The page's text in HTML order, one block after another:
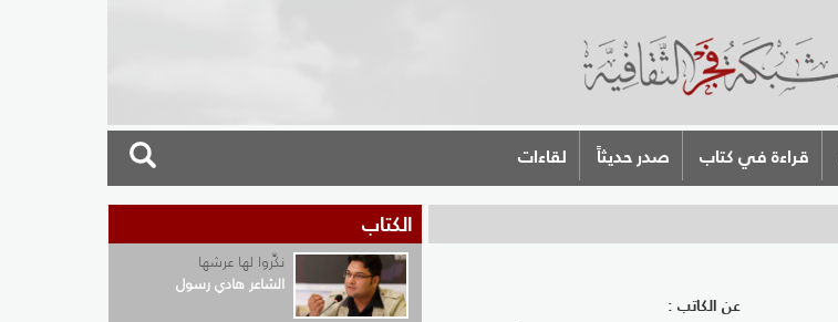
قراءة في كتاب صدر حديثاً لقاءات
عن الكاتب :
الكتاب
نكِّروا لها عرشها
الشاعر هادي رسول